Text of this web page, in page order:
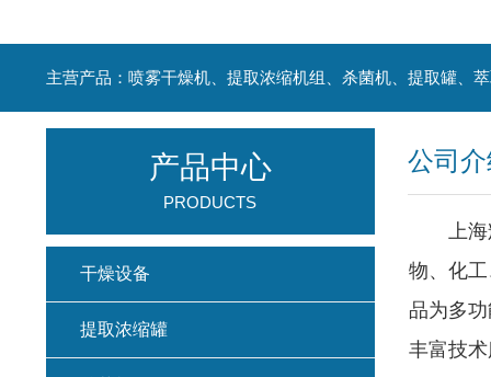
公司
上海辉
物、化
品为多
丰富技
产品中心
PRODUCTS
干燥设备
提取浓缩罐